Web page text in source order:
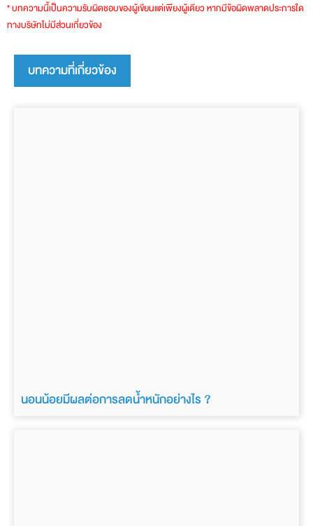
* บทความนี้เป็นความรับผิดชอบของผู้เขียนแต่เพียงผู้เดียว หากมีข้อผิดพลาดประการใด
ทางบริษัทไม่มีส่วนเกี่ยวข้อง
บทความที่เกี่ยวข้อง
นอนน้อยมีผลต่อการลดน้ำหนักอย่างไร ?